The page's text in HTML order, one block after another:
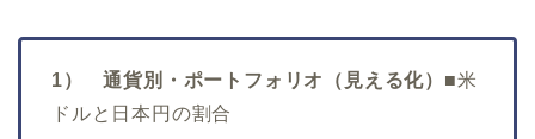
1） 通貨別・ポートフォリオ（見える化）■米
ドルと日本円の割合